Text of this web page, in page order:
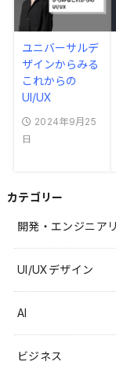
ユニバーサルデ
ザインからみる
これからの
UI/UX
2024年9月25
日
カテゴリー
開発・エンジニア
UI/UXデザイン
AI
ビジネス